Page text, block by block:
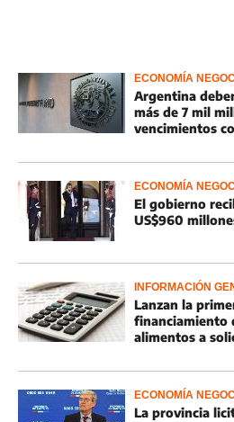
ECONOMÍA
Argentina
más de 7 mil
vencimientos
ECONOMÍA
El gobierno
US$960
INFORMACIÓN
Lanzan la
financiamiento
alimentos a
ECONOMÍA
La provincia